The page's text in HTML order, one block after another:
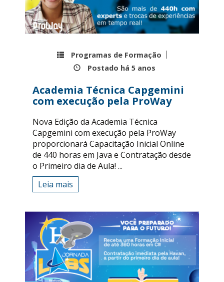
Programas de Formação
Postado há 5 anos
Academia Técnica Capgemini
com execução pela ProWay
Nova Edição da Academia Técnica
Capgemini com execução pela ProWay
proporcionará Capacitação Inicial Online
de 440 horas em Java e Contratação desde
o Primeiro dia de Aula! ...
Leia mais